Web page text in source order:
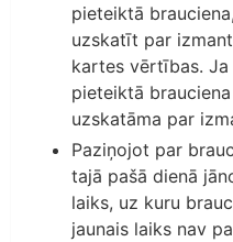
pieteiktā
uzskatīt par
kartes vērtības.
pieteiktā
uzskatāma par
Paziņojot par
tajā pašā dienā
laiks, uz kuru
jaunais laiks nav